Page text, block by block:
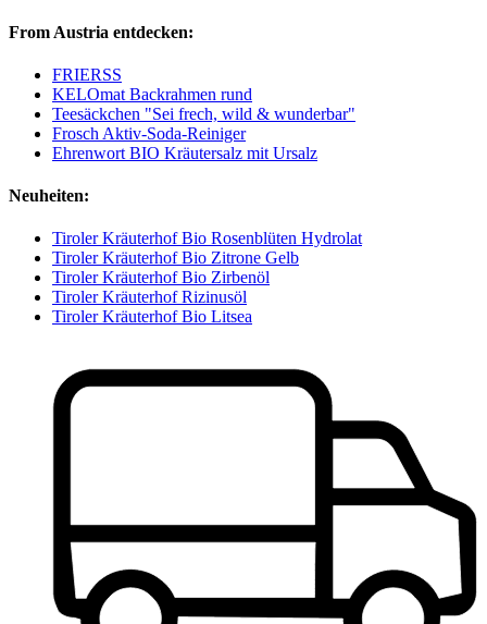
From Austria entdecken:
FRIERSS
KELOmat Backrahmen rund
Teesäckchen "Sei frech, wild & wunderbar"
Frosch Aktiv-Soda-Reiniger
Ehrenwort BIO Kräutersalz mit Ursalz
Neuheiten:
Tiroler Kräuterhof Bio Rosenblüten Hydrolat
Tiroler Kräuterhof Bio Zitrone Gelb
Tiroler Kräuterhof Bio Zirbenöl
Tiroler Kräuterhof Rizinusöl
Tiroler Kräuterhof Bio Litsea